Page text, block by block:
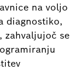
na voljo
diagnostiko,
zahvaljujoč se